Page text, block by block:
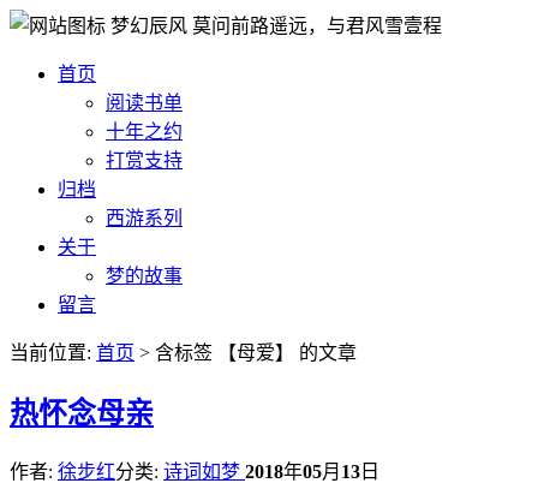
梦幻辰风 莫问前路遥远，与君风雪壹程
首页
阅读书单
十年之约
打赏支持
归档
西游系列
关于
梦的故事
留言
当前位置: 首页 > 含标签 【母爱】 的文章
热怀念母亲
作者: 徐步红分类: 诗词如梦 2018年05月 13 日